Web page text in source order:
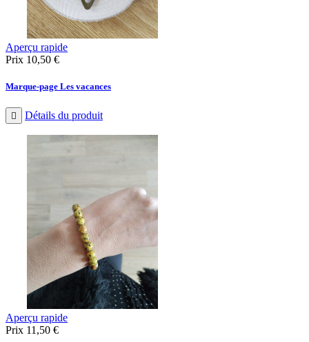
Aperçu rapide
Prix 10,50 €
Marque-page Les vacances
 Détails du produit
Aperçu rapide
Prix 11,50 €